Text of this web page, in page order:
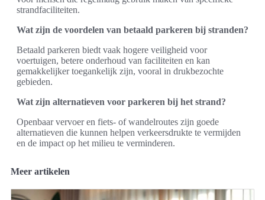
strandfaciliteiten.
Wat zijn de voordelen van betaald parkeren bij stranden?
Betaald parkeren biedt vaak hogere veiligheid voor
voertuigen, betere onderhoud van faciliteiten en kan
gemakkelijker toegankelijk zijn, vooral in drukbezochte
gebieden.
Wat zijn alternatieven voor parkeren bij het strand?
Openbaar vervoer en fiets- of wandelroutes zijn goede
alternatieven die kunnen helpen verkeersdrukte te vermijden
en de impact op het milieu te verminderen.
Meer artikelen